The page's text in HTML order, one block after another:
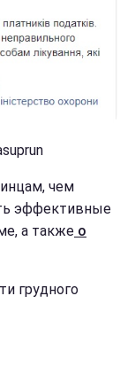
чем
эффективные
а также о
грудного